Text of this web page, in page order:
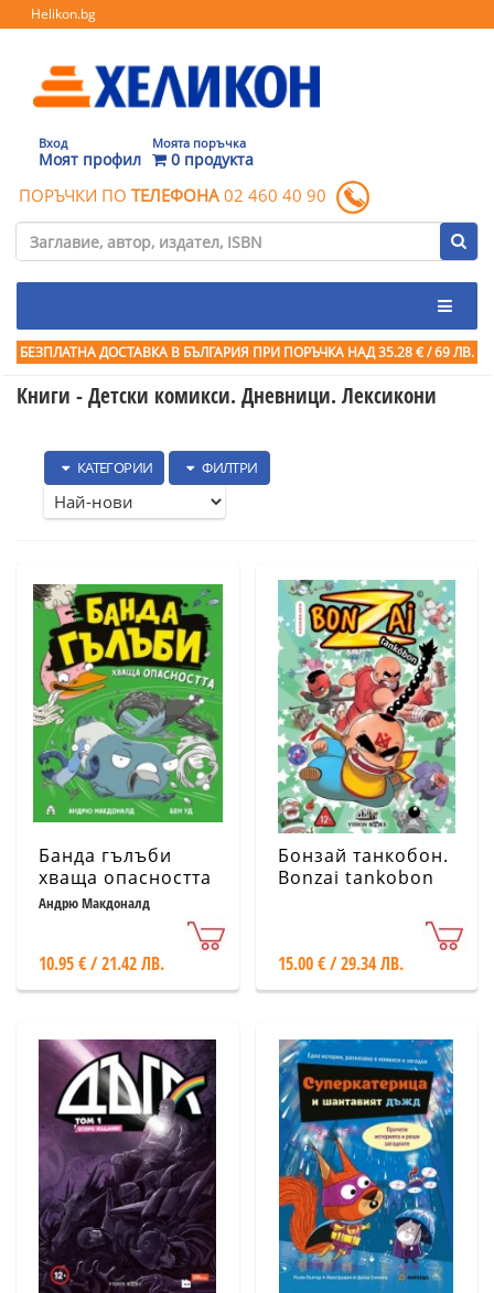
Helikon.bg
Вход
Моят профил
Моята поръчка
0 продукта
ПОРЪЧКИ ПО ТЕЛЕФОНА 02 460 40 90
БЕЗПЛАТНА ДОСТАВКА В БЪЛГАРИЯ ПРИ ПОРЪЧКА НАД 35.28 € / 69 ЛВ.
Книги - Детски комикси. Дневници. Лексикони
КАТЕГОРИИ ФИЛТРИ
Банда гълъби
хваща опасността
Кн.2
Андрю Макдоналд
10.95 € / 21.42 ЛВ.
Бонзай танкобон.
Bonzai tankobon
15.00 € / 29.34 ЛВ.